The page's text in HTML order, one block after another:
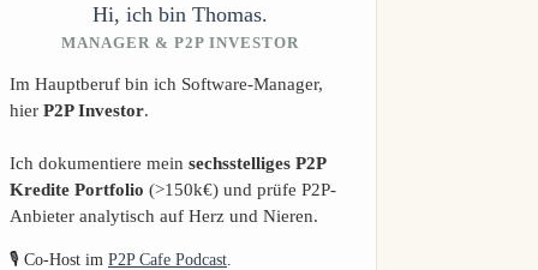
Hi, ich bin Thomas.
MANAGER & P2P INVESTOR
Im Hauptberuf bin ich Software-Manager,
hierP2P Investor.
Ich dokumentiere meinsechsstelliges P2P
Kredite Portfolio (>150k€) und prüfe P2P-
Anbieter analytisch auf Herz und Nieren.
🎙️ Co-Host imP2P Cafe Podcast